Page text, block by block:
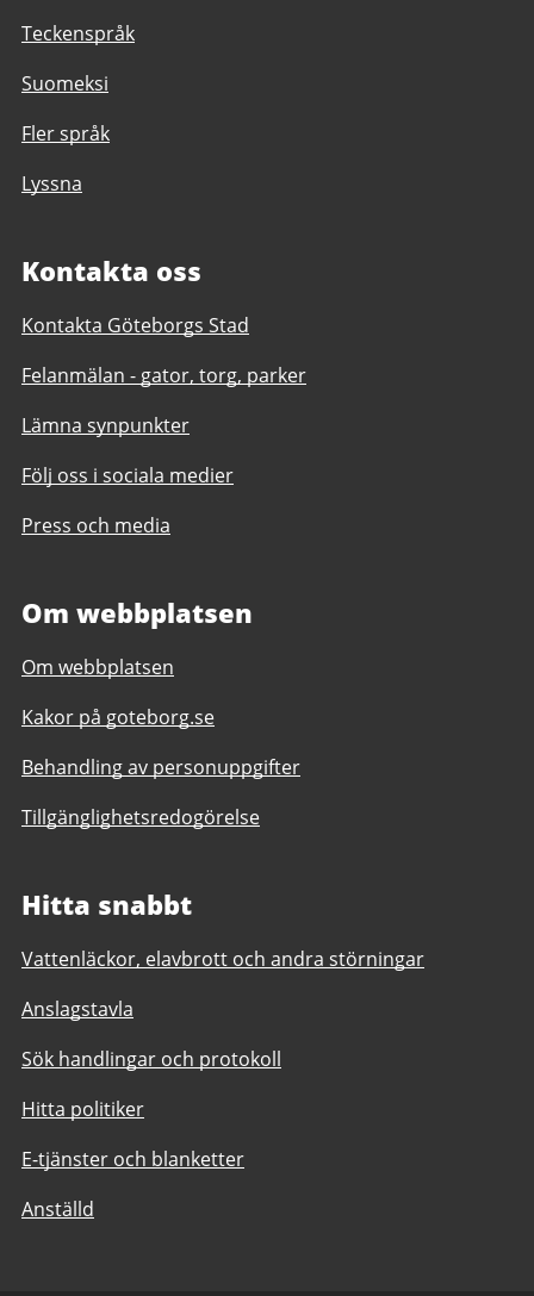
Teckenspråk
Suomeksi
Fler språk
Lyssna
Kontakta oss
Kontakta Göteborgs Stad
Felanmälan - gator, torg, parker
Lämna synpunkter
Följ oss i sociala medier
Press och media
Om webbplatsen
Om webbplatsen
Kakor på goteborg.se
Behandling av personuppgifter
Tillgänglighetsredogörelse
Hitta snabbt
Vattenläckor, elavbrott och andra störningar
Anslagstavla
Sök handlingar och protokoll
Hitta politiker
E-tjänster och blanketter
Anställd